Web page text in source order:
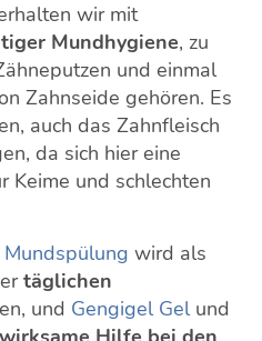
wir mit
Mundhygiene, zu
und einmal
Zahnseide gehören. Es
auch das Zahnfleisch
da sich hier eine
Keime und schlechten
wird als
täglichen
und Gengigel Gelund